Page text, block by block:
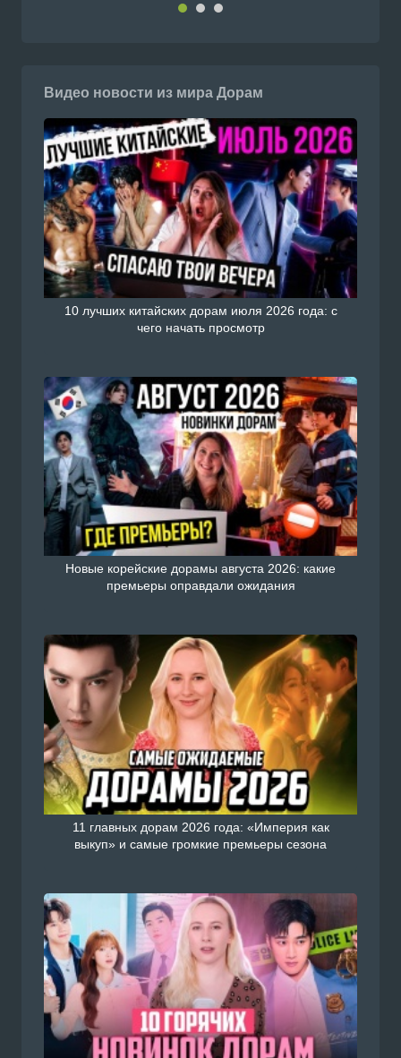
Видео новости из мира Дорам
10 лучших китайских дорам июля 2026 года: с
чего начать просмотр
Новые корейские дорамы августа 2026: какие
премьеры оправдали ожидания
11 главных дорам 2026 года: «Империя как
выкуп» и самые громкие премьеры сезона